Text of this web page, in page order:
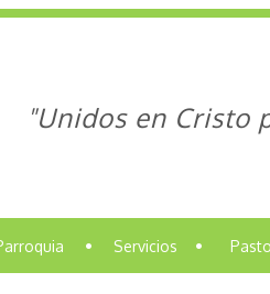
"Unidos en Cristo
• Servicios •